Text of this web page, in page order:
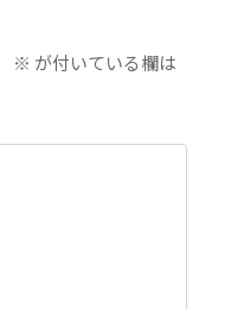
※ が付いている欄は